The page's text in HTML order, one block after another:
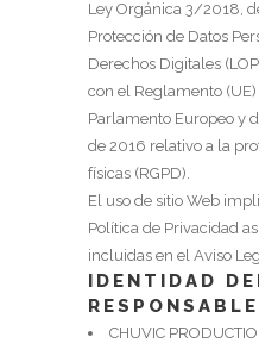
Ley Orgánica 3/2018,
Protección de Datos
Derechos Digitales
con el Reglamento
Parlamento Europeo y
de 2016 relativo a la
físicas (RGPD).
El uso de sitio Web
Política de Privacidad
incluidas en el Aviso
IDENTIDAD
RESPONSABLE
CHUVIC